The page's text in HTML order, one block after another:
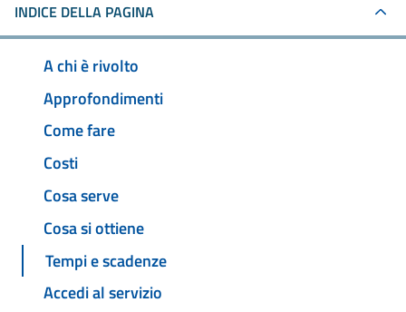
INDICE DELLA PAGINA
A chi è rivolto
Approfondimenti
Come fare
Costi
Cosa serve
Cosa si ottiene
Tempi e scadenze
Accedi al servizio